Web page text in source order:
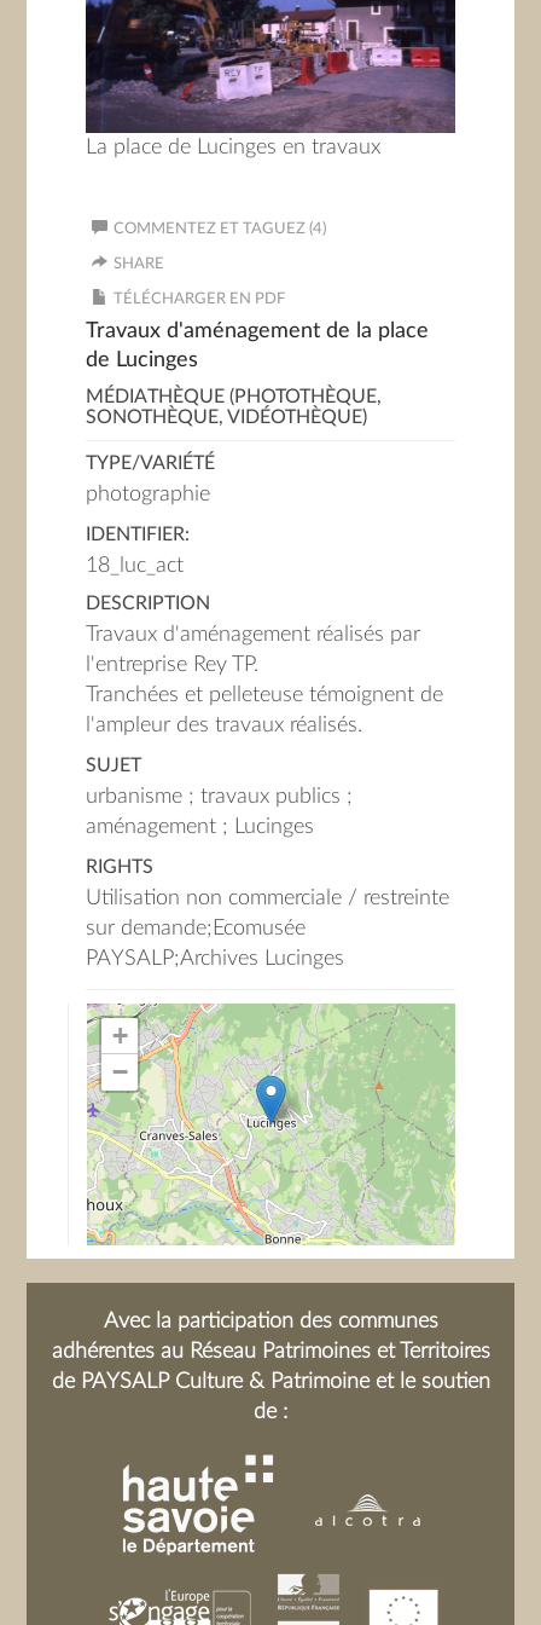
La place de Lucinges en travaux
COMMENTEZ ET TAGUEZ (4)
SHARE
TÉLÉCHARGER EN PDF
Travaux d'aménagement de la place
de Lucinges
MÉDIATHÈQUE (PHOTOTHÈQUE,
SONOTHÈQUE, VIDÉOTHÈQUE)
TYPE/VARIÉTÉ
photographie
IDENTIFIER:
18_luc_act
DESCRIPTION
Travaux d'aménagement réalisés par
l'entreprise Rey TP.
Tranchées et pelleteuse témoignent de
l'ampleur des travaux réalisés.
SUJET
urbanisme ; travaux publics ;
aménagement ; Lucinges
RIGHTS
Utilisation non commerciale / restreinte
sur demande;Ecomusée
PAYSALP;Archives Lucinges
+
−
Avec la participation des communes
adhérentes au Réseau Patrimoines et Territoires
de PAYSALP Culture & Patrimoine et le soutien
de :